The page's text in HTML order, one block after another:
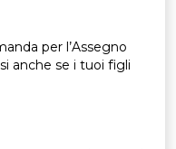
per l’Assegno
anche se i tuoi figli